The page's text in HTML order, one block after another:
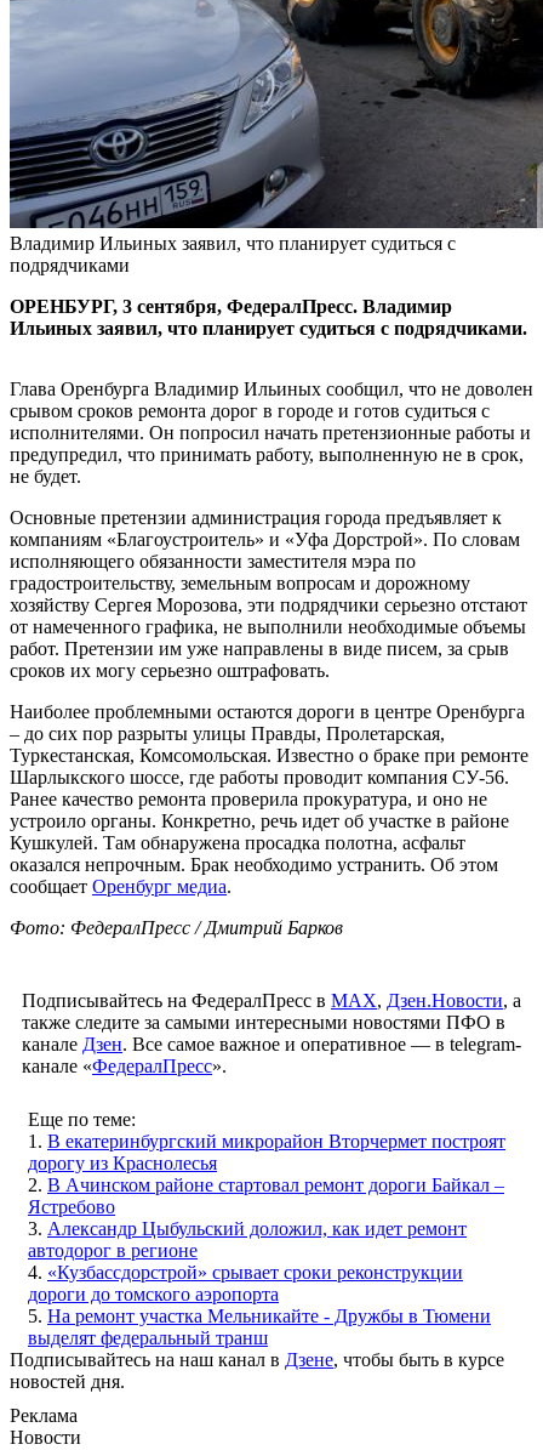
Владимир Ильиных заявил, что планирует судиться с
подрядчиками
ОРЕНБУРГ, 3 сентября, ФедералПресс. Владимир
Ильиных заявил, что планирует судиться с подрядчиками.
Глава Оренбурга Владимир Ильиных сообщил, что не доволен
срывом сроков ремонта дорог в городе и готов судиться с
исполнителями. Он попросил начать претензионные работы и
предупредил, что принимать работу, выполненную не в срок,
не будет.
Основные претензии администрация города предъявляет к
компаниям «Благоустроитель» и «Уфа Дорстрой». По словам
исполняющего обязанности заместителя мэра по
градостроительству, земельным вопросам и дорожному
хозяйству Сергея Морозова, эти подрядчики серьезно отстают
от намеченного графика, не выполнили необходимые объемы
работ. Претензии им уже направлены в виде писем, за срыв
сроков их могу серьезно оштрафовать.
Наиболее проблемными остаются дороги в центре Оренбурга
– до сих пор разрыты улицы Правды, Пролетарская,
Туркестанская, Комсомольская. Известно о браке при ремонте
Шарлыкского шоссе, где работы проводит компания СУ-56.
Ранее качество ремонта проверила прокуратура, и оно не
устроило органы. Конкретно, речь идет об участке в районе
Кушкулей. Там обнаружена просадка полотна, асфальт
оказался непрочным. Брак необходимо устранить. Об этом
сообщает Оренбург медиа.
Фото: ФедералПресс / Дмитрий Барков
Подписывайтесь на ФедералПресс в МАХ, Дзен.Новости, а
также следите за самыми интересными новостями ПФО в
канале Дзен. Все самое важное и оперативное — в telegram-
канале «ФедералПресс».
Еще по теме:
1. В екатеринбургский микрорайон Вторчермет построят
дорогу из Краснолесья
2. В Ачинском районе стартовал ремонт дороги Байкал –
Ястребово
3. Александр Цыбульский доложил, как идет ремонт
автодорог в регионе
4. «Кузбассдорстрой» срывает сроки реконструкции
дороги до томского аэропорта
5. На ремонт участка Мельникайте - Дружбы в Тюмени
выделят федеральный транш
Подписывайтесь на наш канал в Дзене, чтобы быть в курсе
новостей дня.
Реклама
Новости